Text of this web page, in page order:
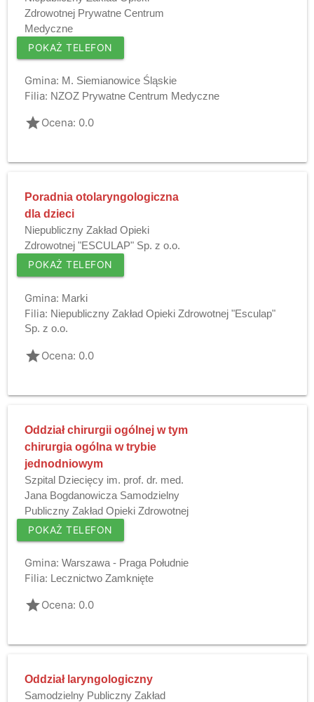
Zdrowotnej Prywatne Centrum
Medyczne
POKAŻ TELEFON
Gmina: M. Siemianowice Śląskie
Filia: NZOZ Prywatne Centrum Medyczne
gradeOcena: 0.0
Poradnia otolaryngologiczna
dla dzieci
Niepubliczny Zakład Opieki
Zdrowotnej "ESCULAP" Sp. z o.o.
POKAŻ TELEFON
Gmina: Marki
Filia: Niepubliczny Zakład Opieki Zdrowotnej "Esculap"
Sp. z o.o.
gradeOcena: 0.0
Oddział chirurgii ogólnej w tym
chirurgia ogólna w trybie
jednodniowym
Szpital Dziecięcy im. prof. dr. med.
Jana Bogdanowicza Samodzielny
Publiczny Zakład Opieki Zdrowotnej
POKAŻ TELEFON
Gmina: Warszawa - Praga Południe
Filia: Lecznictwo Zamknięte
gradeOcena: 0.0
Oddział laryngologiczny
Samodzielny Publiczny Zakład